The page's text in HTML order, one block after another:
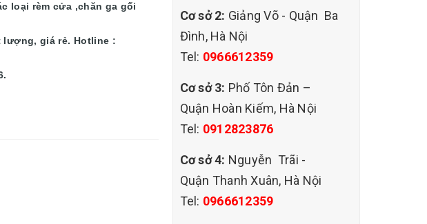
loại rèm cửa ,chăn ga gối
lượng, giá rẻ. Hotline :
Cơ sở 2: Giảng Võ - Quận Ba
Đình, Hà Nội
Tel: 0966612359
Cơ sở 3: Phố Tôn Đản –
Quận Hoàn Kiếm, Hà Nội
Tel: 0912823876
Cơ sở 4: Nguyễn Trãi -
Quận Thanh Xuân, Hà Nội
Tel: 0966612359